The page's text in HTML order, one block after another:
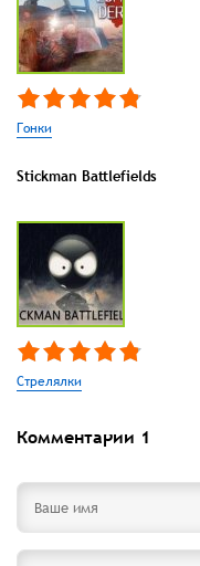
Гонки
Stickman Battlefields
Стрелялки
Комментарии 1